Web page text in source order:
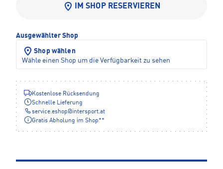
IM SHOP RESERVIEREN
Ausgewählter Shop
Shop wählen
Wähle einen Shop um die Verfügbarkeit zu sehen
Kostenlose Rücksendung
Schnelle Lieferung
service.eshop@intersport.at
Gratis Abholung im Shop**